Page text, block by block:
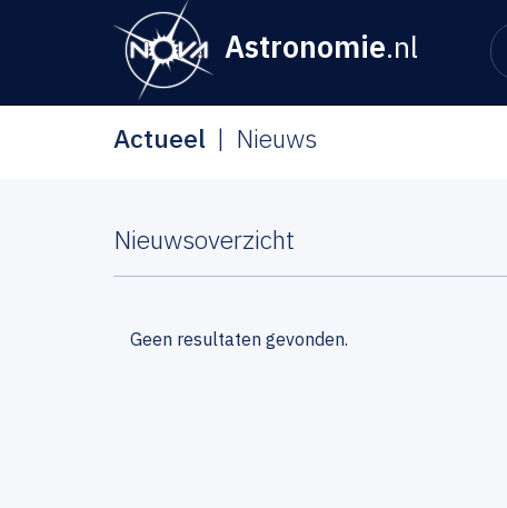
Astronomie.nl
Actueel Nieuws
Nieuwsoverzicht
Geen resultaten gevonden.